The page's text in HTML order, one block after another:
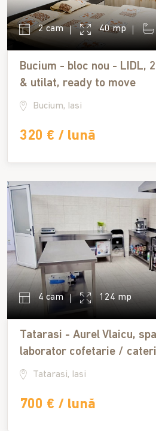
2 cam 40 mp
Bucium - bloc nou - LIDL,
& utilat, ready to move
Bucium, Iasi
320 € / lună
4 cam 124 mp
Tatarasi - Aurel Vlaicu,
laborator cofetarie /
Tatarasi, Iasi
700 € / lună